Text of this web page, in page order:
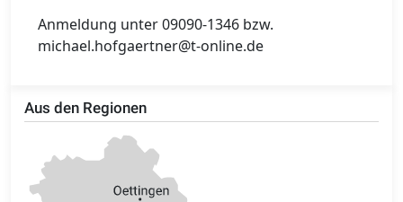
Anmeldung unter 09090-1346 bzw.
michael.hofgaertner@t-online.de
Aus den Regionen